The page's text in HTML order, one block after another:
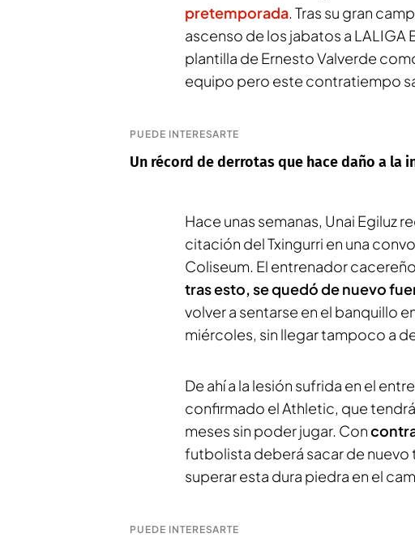
pretemporada. Tras su gran
ascenso de los jabatos a LALIGA
plantilla de Ernesto Valverde
equipo pero este contratiempo
PUEDE INTERESARTE
Un récord de derrotas que hace daño a la
Hace unas semanas, Unai Egiluz
citación delTxingurri en una
Coliseum. El entrenador cacereño
tras esto, se quedó de nuevo
volver a sentarse en el banquillo
miércoles, sin llegar tampoco a
De ahí a la lesión sufrida en el
confirmado el Athletic, que
meses sin poder jugar. Con
futbolista deberá sacar de nuevo
superar esta dura piedra en el
PUEDE INTERESARTE